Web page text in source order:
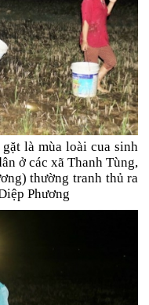
là mùa loài cua sinh
ở các xã Thanh Tùng,
thường tranh thủ ra
Phương